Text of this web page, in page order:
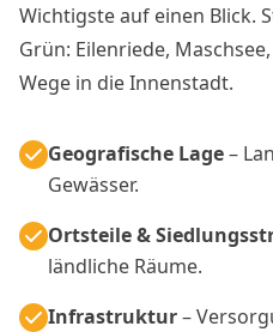
Wichtigste auf einen Blick.
Grün: Eilenriede,
Wege in die Innenstadt.
Geografische Lage–
Gewässer.
Ortsteile &
ländliche Räume.
Infrastruktur–